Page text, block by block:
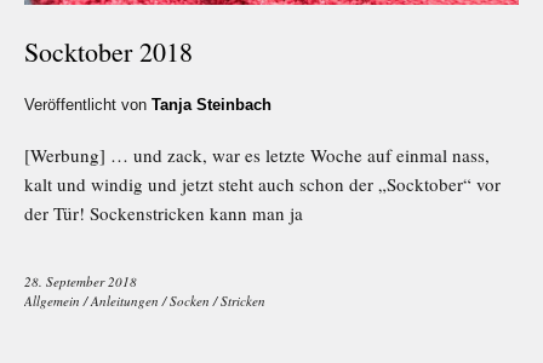
Socktober 2018
Veröffentlicht von Tanja Steinbach
[Werbung] … und zack, war es letzte Woche auf einmal nass,
kalt und windig und jetzt steht auch schon der „Socktober“ vor
der Tür! Sockenstricken kann man ja
28. September 2018
Allgemein /Anleitungen /Socken /Stricken